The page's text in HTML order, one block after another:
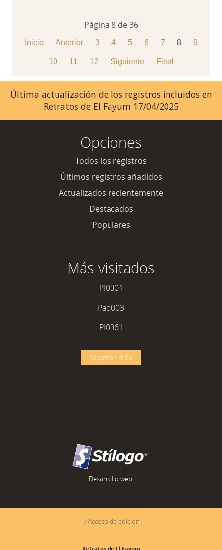
Página 8 de 36
Inicio Anterior 3 4 5 6 7 8 9
10 11 12 Siguiente Final
Última actualización de los registros incluidos en
Retratos de El Fayum 17/04/2025
Opciones
Todos los registros
Últimos registros añadidos
Actualizados recientemente
Destacados
Populares
Más visitados
PI0001
Pad003
PI0061
Mostrar más
Desarrollo web
Acceso de edición
Retratos de El Fayum